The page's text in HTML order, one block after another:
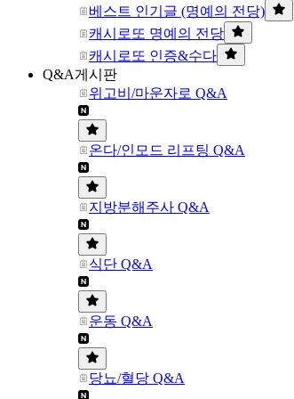
베스트 인기글 (명예의 전당)
캐시로또 명예의 전당
캐시로또 인증&수다
Q&A게시판
위고비/마운자로 Q&A
온다/인모드 리프팅 Q&A
지방분해주사 Q&A
식단 Q&A
운동 Q&A
당뇨/혈당 Q&A